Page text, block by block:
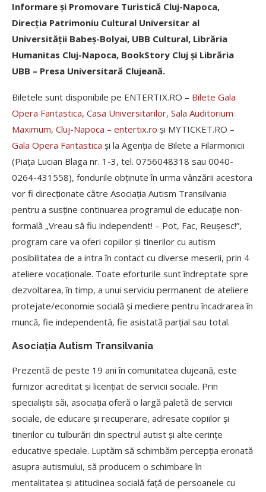
Informare și Promovare Turistică Cluj-Napoca,
Direcția Patrimoniu Cultural Universitar al
Universității Babeș-Bolyai, UBB Cultural, Librăria
Humanitas Cluj-Napoca, BookStory Cluj și Librăria
UBB – Presa Universitară Clujeană.
Biletele sunt disponibile pe ENTERTIX.RO – Bilete Gala
Opera Fantastica, Casa Universitarilor, Sala Auditorium
Maximum, Cluj-Napoca – entertix.ro și MYTICKET.RO –
Gala Opera Fantastica și la Agenţia de Bilete a Filarmonicii
(Piaţa Lucian Blaga nr. 1-3, tel. 0756048318 sau 0040-
0264-431558), fondurile obținute în urma vânzării acestora
vor fi direcționate către Asociația Autism Transilvania
pentru a susține continuarea programul de educație non-
formală „Vreau să fiu independent! – Pot, Fac, Reușesc!”,
program care va oferi copiilor și tinerilor cu autism
posibilitatea de a intra în contact cu diverse meserii, prin 4
ateliere vocaționale. Toate eforturile sunt îndreptate spre
dezvoltarea, în timp, a unui serviciu permanent de ateliere
protejate/economie socială și mediere pentru încadrarea în
muncă, fie independentă, fie asistată parțial sau total.
Asociaţia Autism Transilvania
Prezentă de peste 19 ani în comunitatea clujeană, este
furnizor acreditat și licențiat de servicii sociale. Prin
specialiștii săi, asociația oferă o largă paletă de servicii
sociale, de educare și recuperare, adresate copiilor și
tinerilor cu tulburări din spectrul autist și alte cerințe
educative speciale. Luptăm să schimbăm percepția eronată
asupra autismului, să producem o schimbare în
mentalitatea și atitudinea socială față de persoanele cu